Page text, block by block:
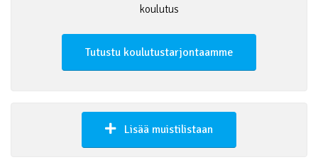
koulutus
Tutustu koulutustarjontaamme
Lisää muistilistaan